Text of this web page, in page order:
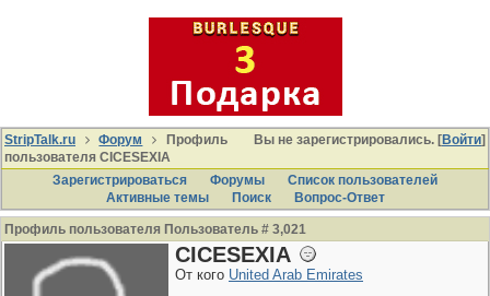
Вы не зарегистрировались. [Войти]
StripTalk.ru Форум
Профиль
пользователя CICESEXIA
Зарегистрироваться
Форумы
Список пользователей
Активные темы
Поиcк Вопрос-Ответ
Профиль пользователя Пользователь # 3,021
CICESEXIA
От кого United Arab Emirates